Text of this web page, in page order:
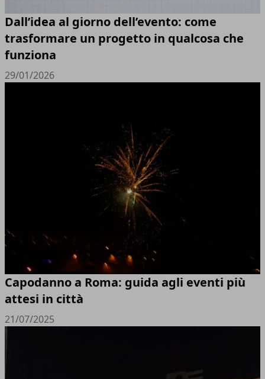
Dall’idea al giorno dell’evento: come
trasformare un progetto in qualcosa che
funziona
29/01/2026
Capodanno a Roma: guida agli eventi più
attesi in città
21/07/2025